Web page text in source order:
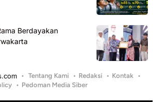
Berdayakan
Tentang Kami Redaksi
Kontak
Pedoman Media Siber